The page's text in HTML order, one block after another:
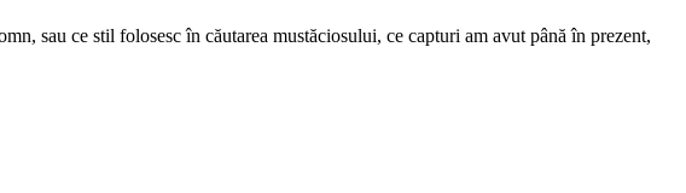
sau ce stil folosesc în căutarea mustăciosului, ce capturi am avut până în prezent,